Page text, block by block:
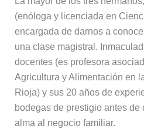
(enóloga y licenciada en
encargada de darnos a
una clase magistral.
docentes (es profesora
Agricultura y Alimentación en
Rioja) y sus 20 años de
bodegas de prestigio antes de
alma al negocio familiar.